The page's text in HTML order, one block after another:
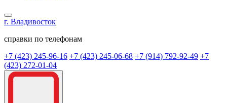
г. Владивосток
справки по телефонам
+7 (423) 245-96-16 +7 (423) 245-06-68 +7 (914) 792-92-49 +7
(423) 272-01-04